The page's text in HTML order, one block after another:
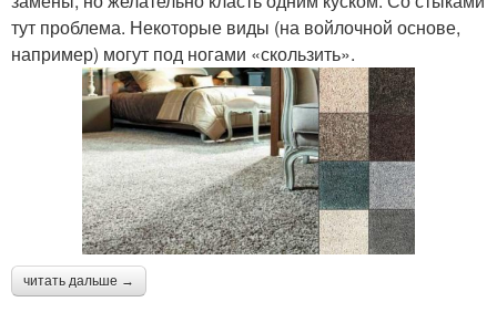
тут проблема. Некоторые виды (на войлочной основе,
например) могут под ногами «скользить».
читать дальше →